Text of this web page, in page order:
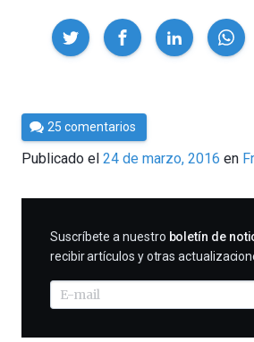
Compartir
Por
César
Tomé
25 comentarios
Publicado el 24 de marzo, 2016 en
SUSCRIBIRME
Suscríbete a nuestro boletín de
recibir artículos y otras